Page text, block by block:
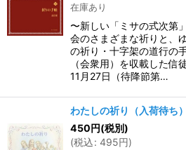
在庫あり
〜新しい「ミサの式次第
会のさまざまな祈りと、
の祈り・十字架の道行の
（会衆用）を収載した
11月27日（待降節第…
わたしの祈り（入荷待ち）
450円(税別)
(税込: 495円)